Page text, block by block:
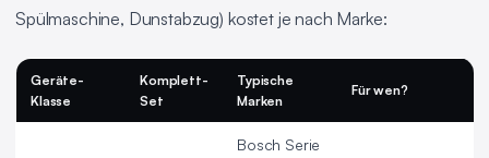
Spülmaschine, Dunstabzug) kostet je nach Marke:
Geräte-
Klasse
Komplett-
Set
Typische
Marken
Für wen?
Bosch Serie